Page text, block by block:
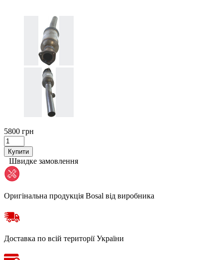
5800 грн
Купити
Швидке замовлення
Оригінальна продукція Bosal від виробника
Доставка по всій території України